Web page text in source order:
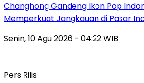
Changhong Gandeng Ikon Pop
Memperkuat Jangkauan di Pasar
Senin, 10 Agu 2026 - 04:22 WIB
Pers Rilis